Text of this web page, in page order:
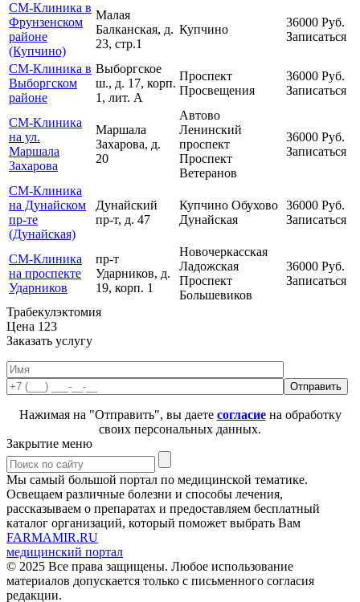
СМ-Клиника в
Фрунзенском
районе
(Купчино)
Малая
Балканская, д.
23, стр.1
Купчино
36000 Руб.
Записаться
СМ-Клиника в
Выборгском
районе
Выборгское
ш., д. 17, корп.
1, лит. А
Проспект
Просвещения
36000 Руб.
Записаться
СМ-Клиника
на ул.
Маршала
Захарова
Маршала
Захарова, д.
20
Автово
Ленинский
проспект
Проспект
Ветеранов
36000 Руб.
Записаться
СМ-Клиника
на Дунайском
пр-те
(Дунайская)
Дунайский
пр-т, д. 47
Купчино Обухово
Дунайская
36000 Руб.
Записаться
СМ-Клиника
на проспекте
Ударников
пр-т
Ударников, д.
19, корп. 1
Новочеркасская
Ладожская
Проспект
Большевиков
36000 Руб.
Записаться
Трабекулэктомия
Цена 123
Заказать услугу
Нажимая на "Отправить", вы даете согласиена обработку
своих персональных данных.
Закрытие меню
Мы самый большой портал по медицинской тематике.
Освещаем различные болезни и способы лечения,
рассказываем о препаратах и предоставляем бесплатный
каталог организаций, который поможет выбрать Вам
FARMAMIR.RU
медицинский портал
© 2025 Все права защищены. Любое использование
материалов допускается только с письменного согласия
редакции.